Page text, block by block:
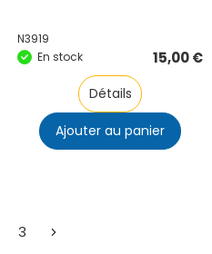
N3919
En stock
15,00€
Détails
Ajouter au panier
3 →